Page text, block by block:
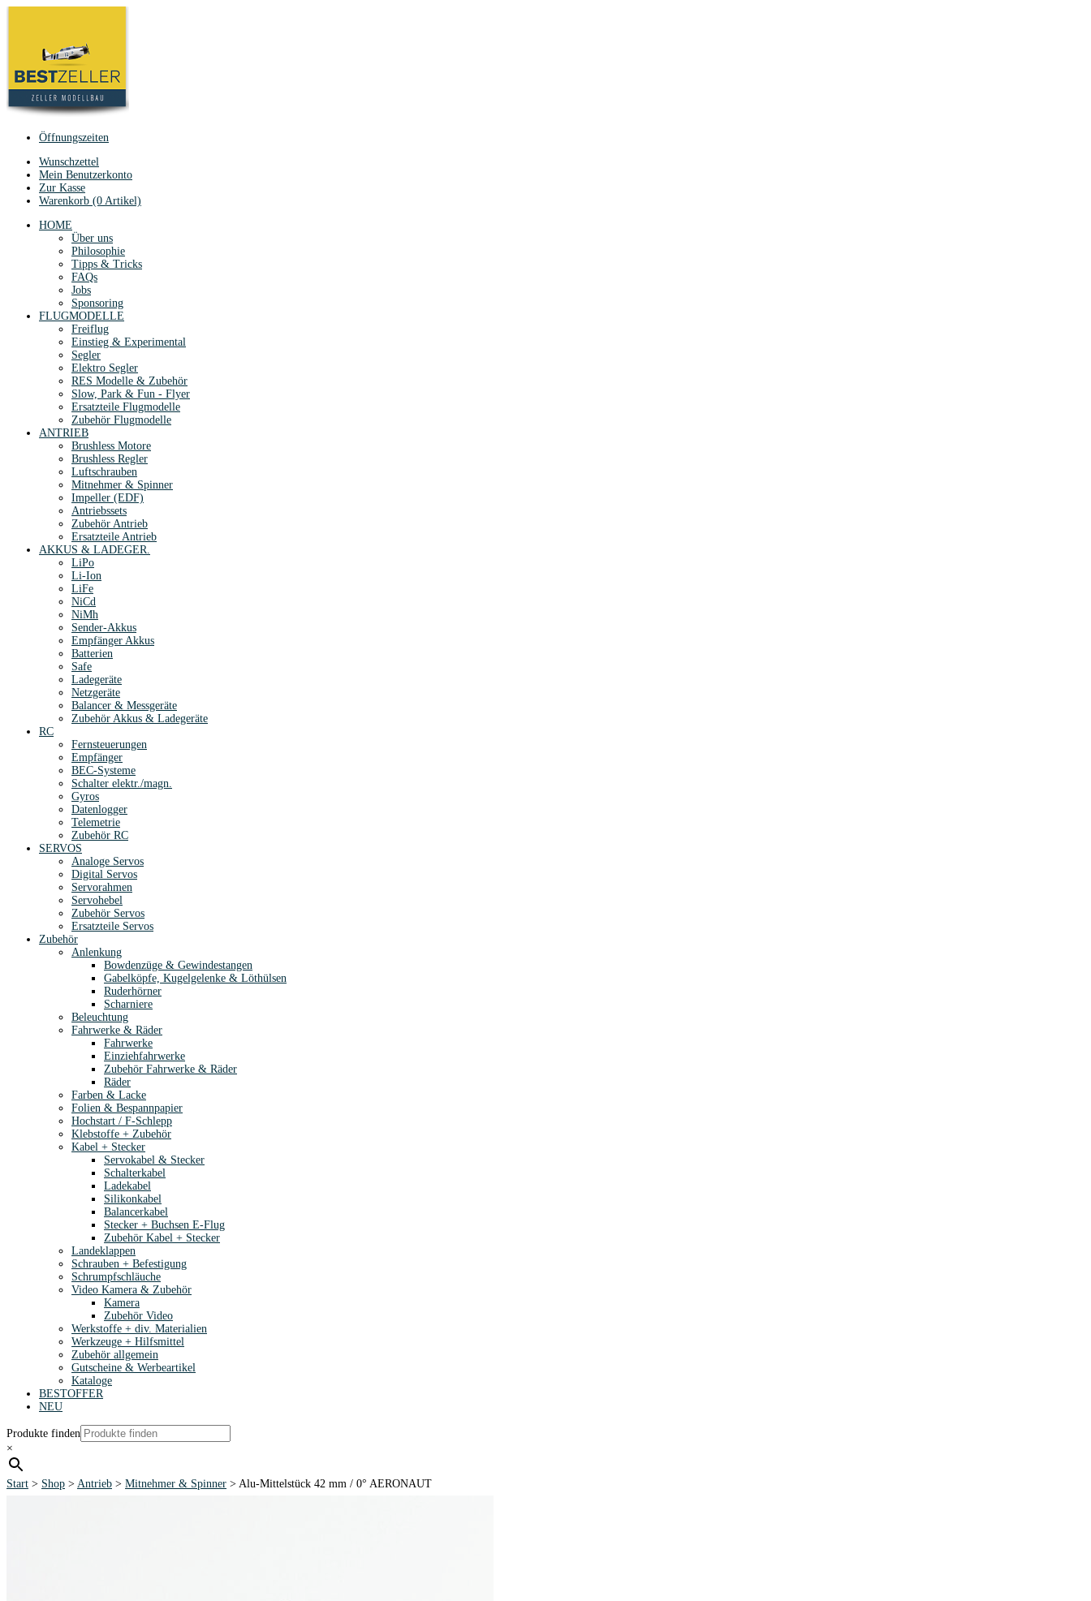
Öffnungszeiten
Wunschzettel
Mein Benutzerkonto
Zur Kasse
Warenkorb (0 Artikel)
HOME
Über uns
Philosophie
Tipps & Tricks
FAQs
Jobs
Sponsoring
FLUGMODELLE
Freiflug
Einstieg & Experimental
Segler
Elektro Segler
RES Modelle & Zubehör
Slow, Park & Fun - Flyer
Ersatzteile Flugmodelle
Zubehör Flugmodelle
ANTRIEB
Brushless Motore
Brushless Regler
Luftschrauben
Mitnehmer & Spinner
Impeller (EDF)
Antriebssets
Zubehör Antrieb
Ersatzteile Antrieb
AKKUS & LADEGER.
LiPo
Li-Ion
LiFe
NiCd
NiMh
Sender-Akkus
Empfänger Akkus
Batterien
Safe
Ladegeräte
Netzgeräte
Balancer & Messgeräte
Zubehör Akkus & Ladegeräte
RC
Fernsteuerungen
Empfänger
BEC-Systeme
Schalter elektr./magn.
Gyros
Datenlogger
Telemetrie
Zubehör RC
SERVOS
Analoge Servos
Digital Servos
Servorahmen
Servohebel
Zubehör Servos
Ersatzteile Servos
Zubehör
Anlenkung
Bowdenzüge & Gewindestangen
Gabelköpfe, Kugelgelenke & Löthülsen
Ruderhörner
Scharniere
Beleuchtung
Fahrwerke & Räder
Fahrwerke
Einziehfahrwerke
Zubehör Fahrwerke & Räder
Räder
Farben & Lacke
Folien & Bespannpapier
Hochstart / F-Schlepp
Klebstoffe + Zubehör
Kabel + Stecker
Servokabel & Stecker
Schalterkabel
Ladekabel
Silikonkabel
Balancerkabel
Stecker + Buchsen E-Flug
Zubehör Kabel + Stecker
Landeklappen
Schrauben + Befestigung
Schrumpfschläuche
Video Kamera & Zubehör
Kamera
Zubehör Video
Werkstoffe + div. Materialien
Werkzeuge + Hilfsmittel
Zubehör allgemein
Gutscheine & Werbeartikel
Kataloge
BESTOFFER
NEU
Produkte finden
×
Start > Shop > Antrieb > Mitnehmer & Spinner > Alu-Mittelstück 42 mm / 0° AERONAUT